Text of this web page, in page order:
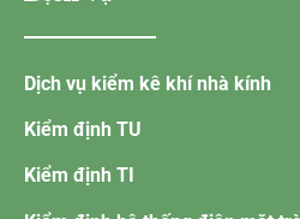
Dịch vụ kiểm kê khí nhà kính
Kiểm định TU
Kiểm định TI